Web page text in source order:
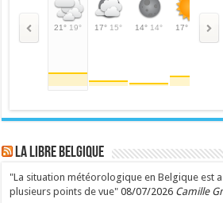
21° 19° 17° 15° 14° 14° 17°
LA Libre Belgique
"La situation météorologique en Belgique est
plusieurs points de vue" 08/07/2026 Camille